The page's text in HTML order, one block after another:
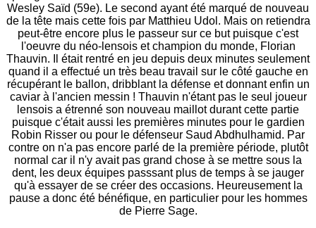
Wesley Saïd (59e). Le second ayant été marqué de nouveau
de la tête mais cette fois par Matthieu Udol. Mais on retiendra
peut-être encore plus le passeur sur ce but puisque c'est
l'oeuvre du néo-lensois et champion du monde, Florian
Thauvin. Il était rentré en jeu depuis deux minutes seulement
quand il a effectué un très beau travail sur le côté gauche en
récupérant le ballon, dribblant la défense et donnant enfin un
caviar à l'ancien messin ! Thauvin n'étant pas le seul joueur
lensois a étrenné son nouveau maillot durant cette partie
puisque c'était aussi les premières minutes pour le gardien
Robin Risser ou pour le défenseur Saud Abdhulhamid. Par
contre on n'a pas encore parlé de la première période, plutôt
normal car il n'y avait pas grand chose à se mettre sous la
dent, les deux équipes passsant plus de temps à se jauger
qu'à essayer de se créer des occasions. Heureusement la
pause a donc été bénéfique, en particulier pour les hommes
de Pierre Sage.